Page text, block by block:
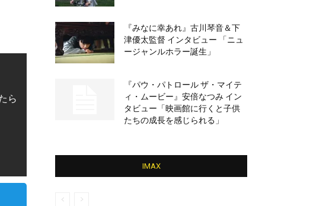
ら
『みなに幸あれ』古川琴音＆下
津優太監督 インタビュー 「ニュ
ージャンルホラー誕生」
『パウ・パトロール ザ・マイテ
ィ・ムービー』安倍なつみ イン
タビュー「映画館に行くと子供
たちの成長を感じられる」
IMAX